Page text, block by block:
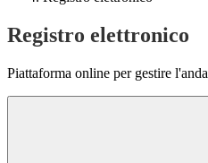
Registro elettronico
Piattaforma online per gestire